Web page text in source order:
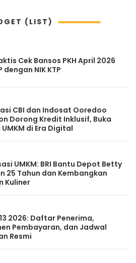
(LIST)
Cek Bansos PKH April 2026
dengan NIK KTP
CBI dan Indosat Ooredoo
Dorong Kredit Inklusif, Buka
di Era Digital
UMKM: BRI Bantu Depot Betty
25 Tahun dan Kembangkan
Kuliner
2026: Daftar Penerima,
Pembayaran, dan Jadwal
Resmi